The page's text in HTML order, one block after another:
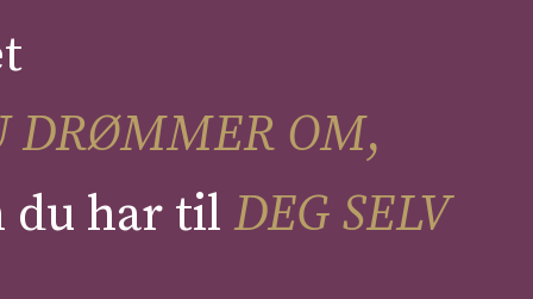
DRØMMER OM,
du har til DEG SELV